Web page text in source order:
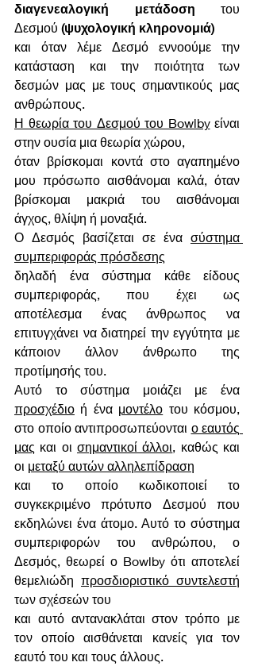
διαγενεαλογική μετάδοση του
Δεσμού (ψυχολογική κληρονομιά)
και όταν λέμε Δεσμό εννοούμε την
κατάσταση και την ποιότητα των
δεσμών μας με τους σημαντικούς μας
ανθρώπους.
Η θεωρία του Δεσμού του Bowlby είναι
στην ουσία μια θεωρία χώρου,
όταν βρίσκομαι κοντά στο αγαπημένο
μου πρόσωπο αισθάνομαι καλά, όταν
βρίσκομαι μακριά του αισθάνομαι
άγχος, θλίψη ή μοναξιά.
Ο Δεσμός βασίζεται σε ένα σύστημα
συμπεριφοράς πρόσδεσης
δηλαδή ένα σύστημα κάθε είδους
συμπεριφοράς, που έχει ως
αποτέλεσμα ένας άνθρωπος να
επιτυγχάνει να διατηρεί την εγγύτητα με
κάποιον άλλον άνθρωπο της
προτίμησής του.
προσχέδιο ή ένα μοντέλο του κόσμου,
στο οποίο αντιπροσωπεύονται ο εαυτός
μας και οι σημαντικοί άλλοι, καθώς και
οι μεταξύ αυτών αλληλεπίδραση
και το οποίο κωδικοποιεί το
συγκεκριμένο πρότυπο Δεσμού που
εκδηλώνει ένα άτομο. Αυτό το σύστημα
συμπεριφορών του ανθρώπου, ο
Δεσμός, θεωρεί ο Bowlby ότι αποτελεί
θεμελιώδη προσδιοριστικό συντελεστή
των σχέσεών του
και αυτό αντανακλάται στον τρόπο με
τον οποίο αισθάνεται κανείς για τον
εαυτό του και τους άλλους.